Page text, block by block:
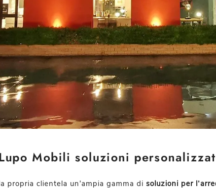
Mobili soluzioni
propria clientela un’ampia gamma di soluzioni per